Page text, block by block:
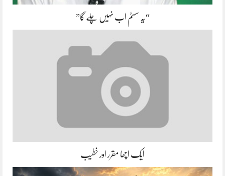
“یہ سسٹم اب نہیں چلے گا”
ایک اچھا مقرر اور خطیب